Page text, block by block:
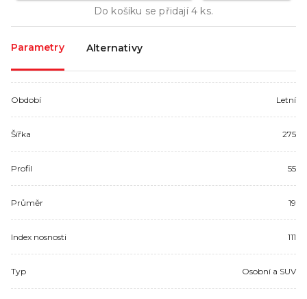
Do košíku se přidají4 ks.
Parametry Alternativy
Období Letní
Šířka 275
Profil 55
Průměr 19
Index nosnosti 111
Typ Osobní a SUV